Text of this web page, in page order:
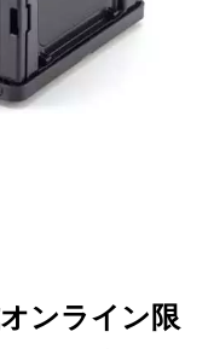
ンライン限